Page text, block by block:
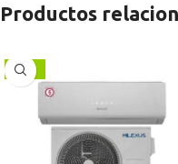
Productos
-15%